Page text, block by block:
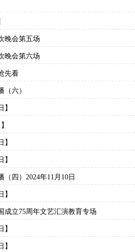
晚会第五场
晚会第六场
先看
六）
】
】
】
四）2024年11月10日
】
成立75周年文艺汇演教育专场
】
】